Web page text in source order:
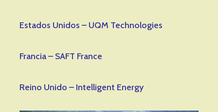
Estados Unidos – UQM Technologies
Francia – SAFT France
Reino Unido – Intelligent Energy